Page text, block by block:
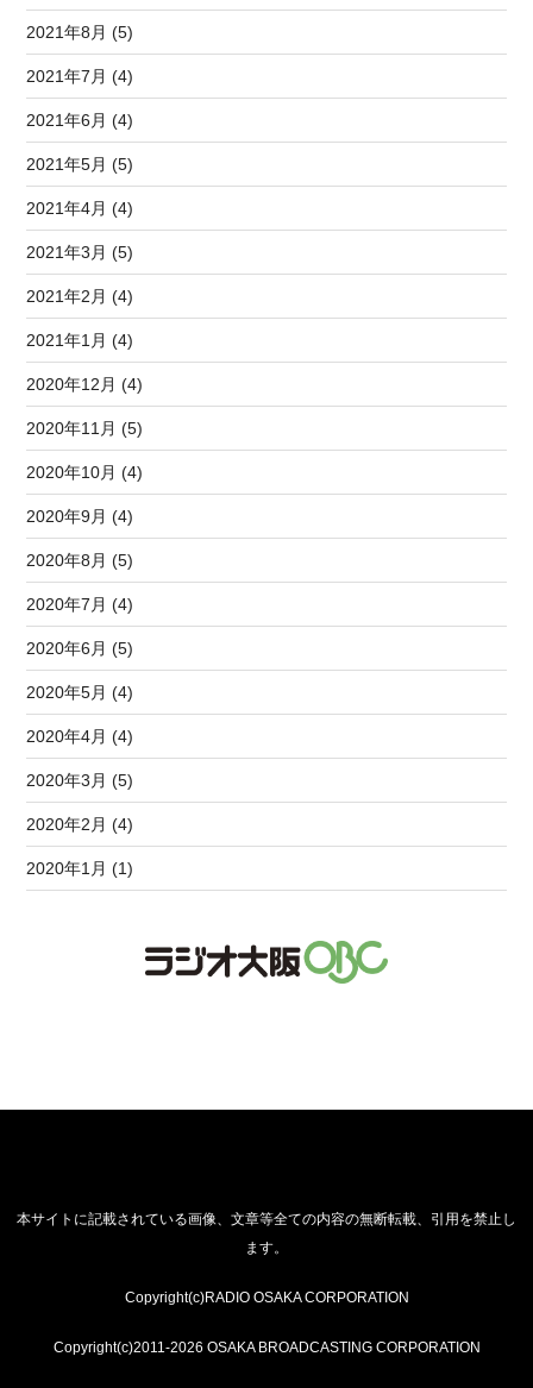
2021年8月 (5)
2021年7月 (4)
2021年6月 (4)
2021年5月 (5)
2021年4月 (4)
2021年3月 (5)
2021年2月 (4)
2021年1月 (4)
2020年12月 (4)
2020年11月 (5)
2020年10月 (4)
2020年9月 (4)
2020年8月 (5)
2020年7月 (4)
2020年6月 (5)
2020年5月 (4)
2020年4月 (4)
2020年3月 (5)
2020年2月 (4)
2020年1月 (1)
本サイトに記載されている画像、文章等全ての内容の無断転載、引用を禁止し
ます。
Copyright(c)RADIO OSAKA CORPORATION
Copyright(c)2011-2026 OSAKA BROADCASTING CORPORATION